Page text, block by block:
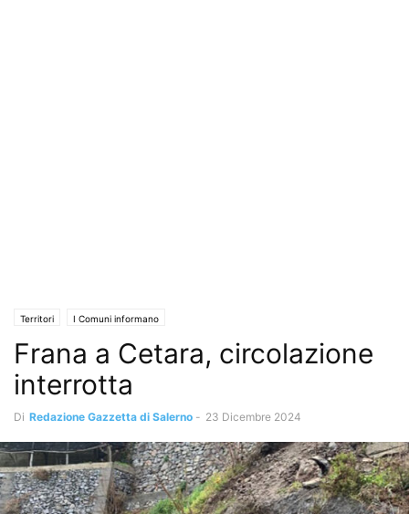
Territori I Comuni informano
Frana a Cetara, circolazione
interrotta
Di Redazione Gazzetta di Salerno - 23 Dicembre 2024